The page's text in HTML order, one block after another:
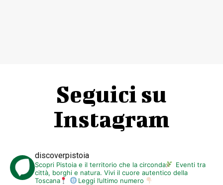
Seguici su
Instagram
discoverpistoia
Scopri Pistoia e il territorio che la circonda
Eventi tra
città, borghi e natura. Vivi il cuore autentico della
Toscana
Leggi l’ultimo numero